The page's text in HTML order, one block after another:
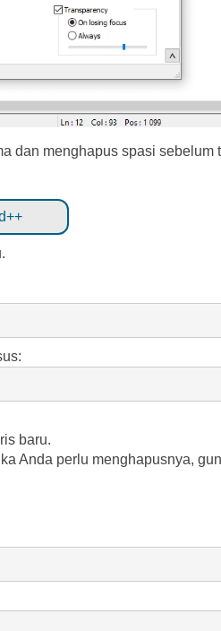
dan menghapus spasi sebelum
baru.
Anda perlu menghapusnya,